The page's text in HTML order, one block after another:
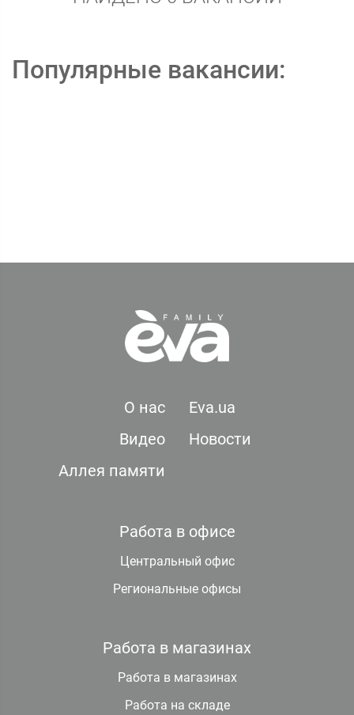
Популярные вакансии:
О нас
Eva.ua
Видео
Новости
Аллея памяти
Работа в офисе
Центральный офис
Региональные офисы
Работа в магазинах
Работа в магазинах
Работа на складе